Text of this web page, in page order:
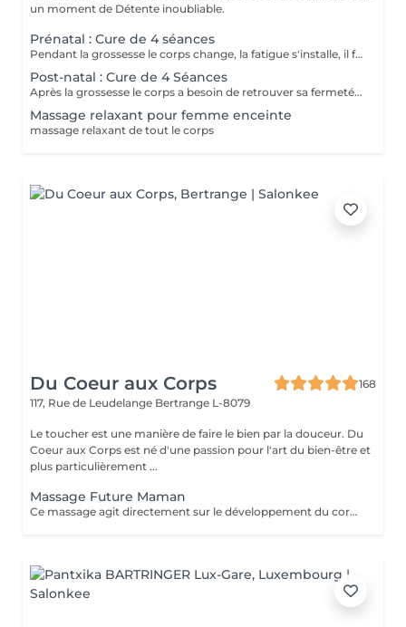
un moment de Détente inoubliable.
Prénatal : Cure de 4 séances
Pendant la grossesse le corps change, la fatigue s'installe, il faut donc apporter à la peau tous les minéraux et les actifs qui vont aider à garder toute sa souplesse. Les différentes algues vont permettre un meilleur drainage et les massages appropriés à la future maman vont l'aider à se détendre. CURE DE 4 SEANCES à 216
Post-natal : Cure de 4 Séances
Après la grossesse le corps a besoin de retrouver sa fermeté et son tonus, pour cela, il est donc essentiel de remodeler sa silhouette grâce aux différents enveloppements et techniques manuelles spécifiques.
Massage relaxant pour femme enceinte
massage relaxant de tout le corps
Du Coeur aux Corps
168
117, Rue de Leudelange Bertrange L-8079
Le toucher est une manière de faire le bien par la douceur. Du
Coeur aux Corps est né d'une passion pour l'art du bien-être et
plus particulièrement ...
Massage Future Maman
Ce massage agit directement sur le développement du corps de la future maman. Il soulage les douleurs et les tensions musculaires ainsi que les crampes dans les jambes. Il permet également de favoriser le sommeil et la récupération, ainsi que la diminution des douleurs sciatiques. Du côté de bébé, il ressentira aussi le bien-être de sa maman et pourra donc se sentir en sécurité et heureux. Le massage est réalisé avec l'aide d'un coussin conçu spécialement pour vous permettre de vous allonger sur le ventre en toute sécurité et confort.